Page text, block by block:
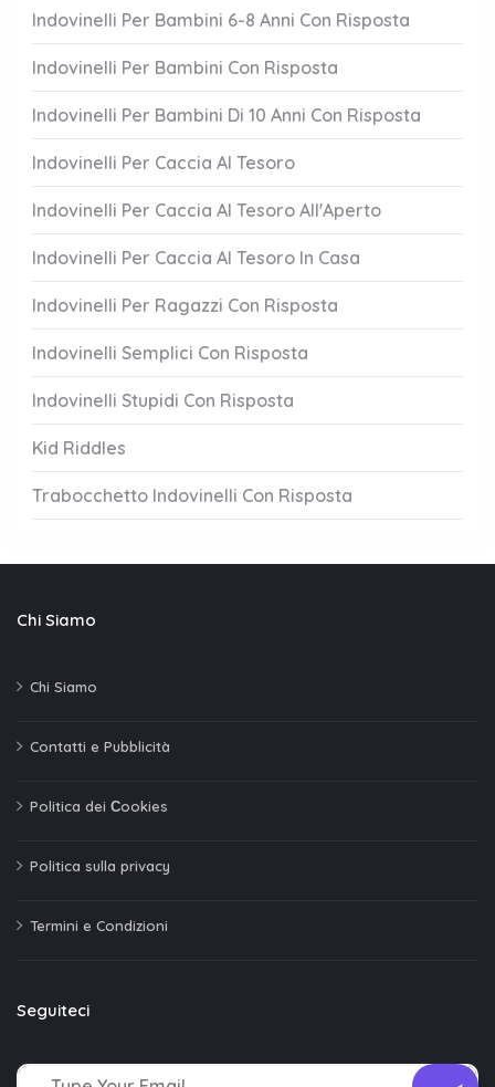
Indovinelli Per Bambini 6-8 Anni Con Risposta
Indovinelli Per Bambini Con Risposta
Indovinelli Per Bambini Di 10 Anni Con Risposta
Indovinelli Per Caccia Al Tesoro
Indovinelli Per Caccia Al Tesoro All'Aperto
Indovinelli Per Caccia Al Tesoro In Casa
Indovinelli Per Ragazzi Con Risposta
Indovinelli Semplici Con Risposta
Indovinelli Stupidi Con Risposta
Kid Riddles
Trabocchetto Indovinelli Con Risposta
Chi Siamo
Chi Siamo
Contatti e Pubblicità
Politica dei Сookies
Politica sulla privacy
Termini e Condizioni
Seguiteci